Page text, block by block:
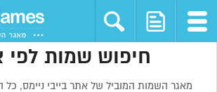
חיפוש שמות
מאגר השמות המוביל של אתר בייבי ניימס, כל